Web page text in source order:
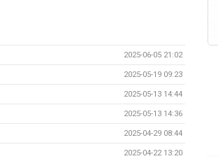
2025-06-05 21:02
2025-05-19 09:23
2025-05-13 14:44
2025-05-13 14:36
2025-04-29 08:44
2025-04-22 13:20